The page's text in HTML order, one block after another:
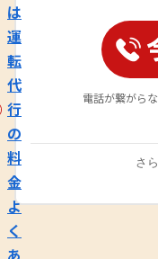
は
運
転
代
行
の
料
金
よ
く
あ
電話が繋がら
さ